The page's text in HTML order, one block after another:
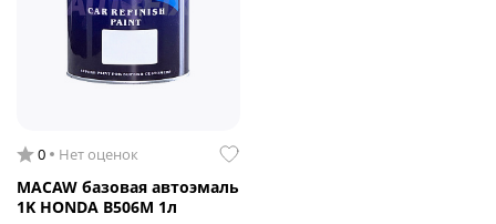
0 Нет оценок
MACAW базовая автоэмаль
1K HONDA B506M 1л